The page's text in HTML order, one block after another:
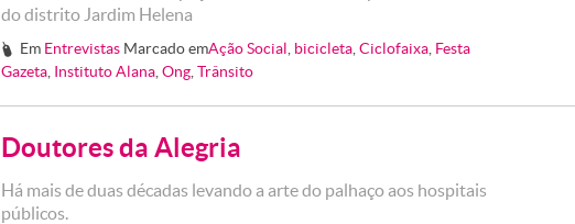
do distrito Jardim Helena
# Em Entrevistas Marcado emAção Social bicicleta ,Ciclofaixa Festa
Gazeta Instituto Alana Ong Trânsito
Doutores da Alegria
Há mais de duas décadas levando a arte do palhaço aos hospitais
públicos.